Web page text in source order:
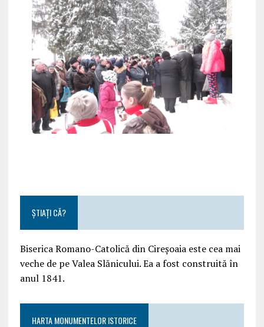
ȘTIAȚI CĂ?
Biserica Romano-Catolică din Cireșoaia este cea mai
veche de pe Valea Slănicului. Ea a fost construită în
anul 1841.
HARTA MONUMENTELOR ISTORICE